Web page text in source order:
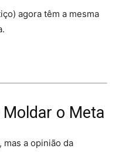
agora têm a mesma
o Meta
mas a opinião da